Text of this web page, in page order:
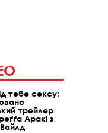
тебе сексу:
трейлер
Аракі з